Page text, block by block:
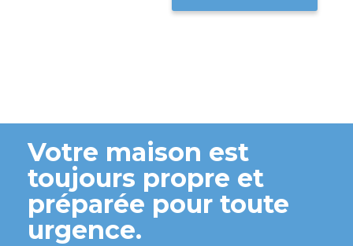
Votre maison est
toujours propre et
préparée pour toute
urgence.